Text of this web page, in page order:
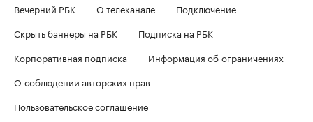
Вечерний РБК
О телеканале
Подключение
Скрыть баннеры на РБК
Подписка на РБК
Корпоративная подписка
Информация об ограничениях
О соблюдении авторских прав
Пользовательское соглашение